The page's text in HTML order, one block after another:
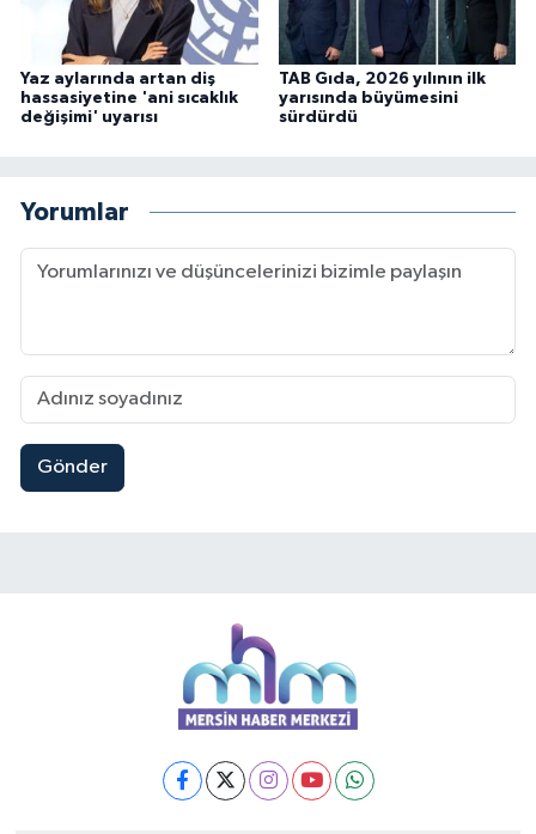
Yaz aylarında artan diş
hassasiyetine 'ani sıcaklık
değişimi' uyarısı
TAB Gıda, 2026 yılının ilk
yarısında büyümesini
sürdürdü
Yorumlar
Gönder